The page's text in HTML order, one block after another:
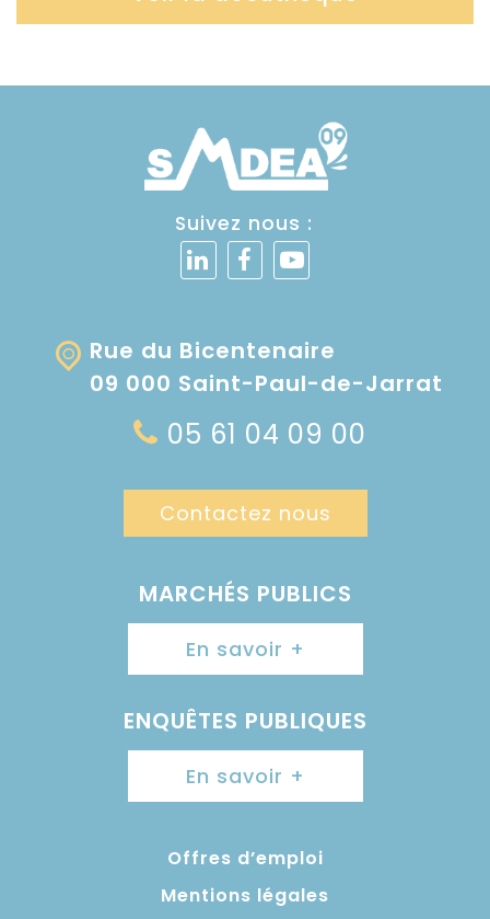
Suivez nous :
Rue du Bicentenaire
09 000 Saint-Paul-de-Jarrat
05 61 04 09 00
Contactez nous
MARCHÉS PUBLICS
En savoir +
ENQUÊTES PUBLIQUES
En savoir +
Offres d’emploi
Mentions légales